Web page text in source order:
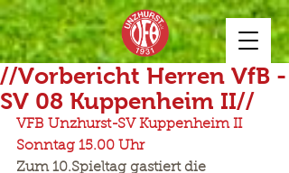
//Vorbericht Herren VfB -
SV 08 Kuppenheim II//
VFB Unzhurst-SV Kuppenheim II
Sonntag 15.00 Uhr
Zum 10.Spieltag gastiert die